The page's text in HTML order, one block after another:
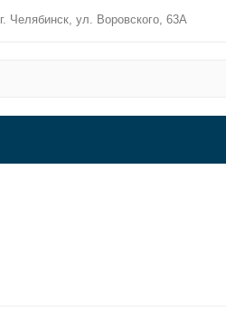
г. Челябинск, ул. Воровского, 63А